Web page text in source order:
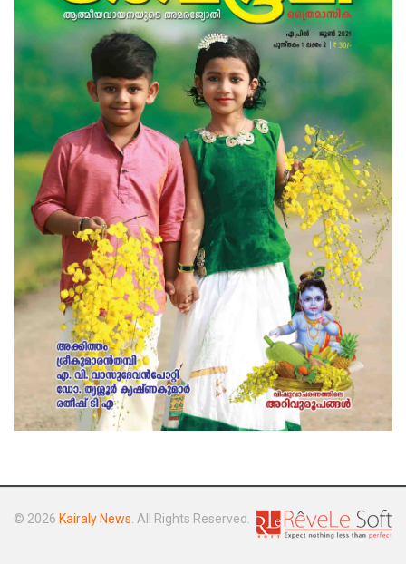
© 2026 Kairaly News . All Rights Reserved.